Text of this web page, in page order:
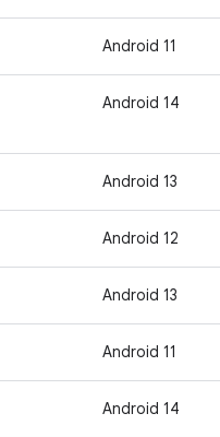
Android 11
Android 14
Android 13
Android 12
Android 13
Android 11
Android 14